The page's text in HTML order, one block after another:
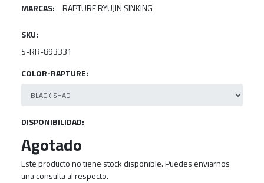
MARCAS: RAPTURE RYUJIN SINKING
SKU:
S-RR-893331
COLOR-RAPTURE:
DISPONIBILIDAD:
Agotado
Este producto no tiene stock disponible. Puedes enviarnos
una consulta al respecto.